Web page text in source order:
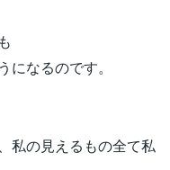
なるのです。
私の見えるもの全て私